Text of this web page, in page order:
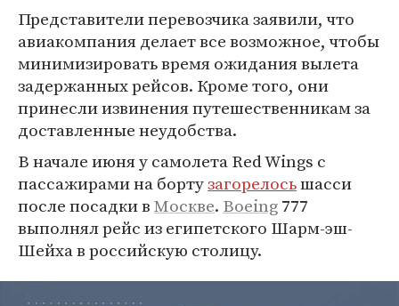
Представители перевозчика заявили, что
авиакомпания делает все возможное, чтобы
минимизировать время ожидания вылета
задержанных рейсов. Кроме того, они
принесли извинения путешественникам за
доставленные неудобства.
В начале июня у самолета Red Wings с
пассажирами на бортузагорелосьшасси
после посадки вМоскве. Boeing777
выполнял рейс из египетского Шарм-эш-
Шейха в российскую столицу.